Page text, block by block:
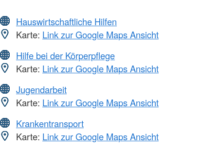
Hauswirtschaftliche Hilfen
Karte: Link zur Google Maps Ansicht
Hilfe bei der Körperpflege
Karte: Link zur Google Maps Ansicht
Jugendarbeit
Karte: Link zur Google Maps Ansicht
Krankentransport
Karte: Link zur Google Maps Ansicht